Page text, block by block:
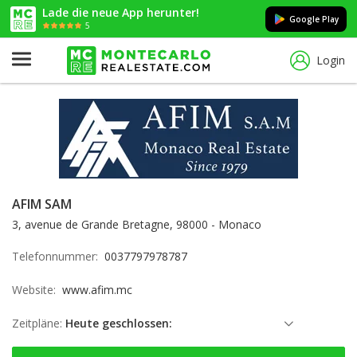
Lade die neue App herunter!
5
Google Play
Login
AFIM SAM
3, avenue de Grande Bretagne, 98000 - Monaco
Telefonnummer: 0037797978787
Website: www.afim.mc
Zeitpläne: Heute geschlossen:
Samstag: geschlossen